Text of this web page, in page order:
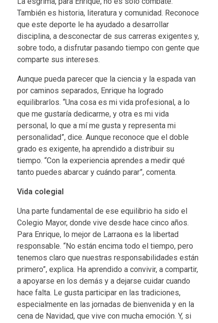
También es historia, literatura y comunidad. Reconoce
que este deporte le ha ayudado a desarrollar
disciplina, a desconectar de sus carreras exigentes y,
sobre todo, a disfrutar pasando tiempo con gente que
comparte sus intereses.
Aunque pueda parecer que la ciencia y la espada van
por caminos separados, Enrique ha logrado
equilibrarlos. “Una cosa es mi vida profesional, a lo
que me gustaría dedicarme, y otra es mi vida
personal, lo que a mí me gusta y representa mi
personalidad”, dice. Aunque reconoce que el doble
grado es exigente, ha aprendido a distribuir su
tiempo. “Con la experiencia aprendes a medir qué
tanto puedes abarcar y cuándo parar”, comenta.
Vida colegial
Una parte fundamental de ese equilibrio ha sido el
Colegio Mayor, donde vive desde hace cinco años.
Para Enrique, lo mejor de Larraona es la libertad
responsable. “No están encima todo el tiempo, pero
tenemos claro que nuestras responsabilidades están
primero”, explica. Ha aprendido a convivir, a compartir,
a apoyarse en los demás y a dejarse cuidar cuando
hace falta. Le gusta participar en las tradiciones,
especialmente en las jornadas de bienvenida y en la
cena de Navidad, que vive con mucha emoción. Y, si